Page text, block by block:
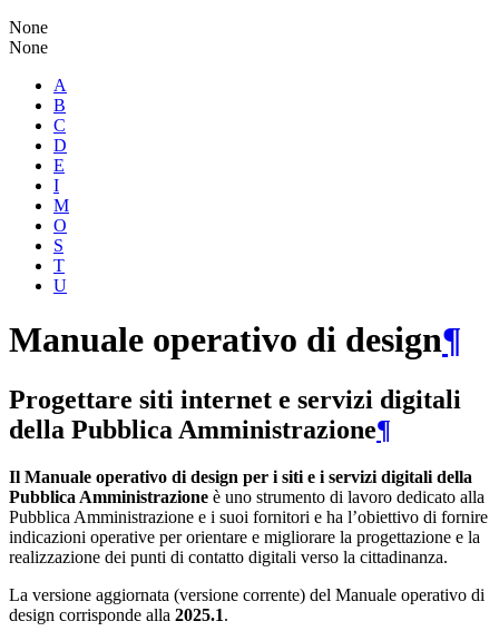
None
None
A
B
C
D
E
I
M
O
S
T
U
Manuale operativo di design¶
Progettare siti internet e servizi digitali
della Pubblica Amministrazione¶
Il Manuale operativo di design per i siti e i servizi digitali della
Pubblica Amministrazione è uno strumento di lavoro dedicato alla
Pubblica Amministrazione e i suoi fornitori e ha l’obiettivo di fornire
indicazioni operative per orientare e migliorare la progettazione e la
realizzazione dei punti di contatto digitali verso la cittadinanza.
La versione aggiornata (versione corrente) del Manuale operativo di
design corrisponde alla 2025.1.